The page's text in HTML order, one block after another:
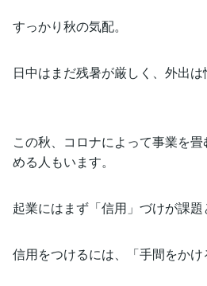
すっかり秋の気配。
日中はまだ残暑が厳しく、外出は
この秋、コロナによって事業を
める人もいます。
起業にはまず「信用」づけが課題
信用をつけるには、「手間をかけ